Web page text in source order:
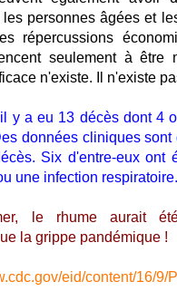
personnes âgées et
répercussions
seulement à être
n'existe. Il n'existe
y a eu 13 décès dont 4
données cliniques
Six d'entre-eux ont
une infection respiratoire.
le rhume aurait
la grippe pandémique !
eid/content/16/9/